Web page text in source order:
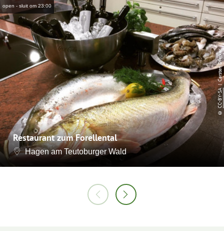
open - sluit om 23:00
Restaurant zum Forellental
Hagen am Teutoburger Wald
©
CC-BY-SA
| Carsten Dierker